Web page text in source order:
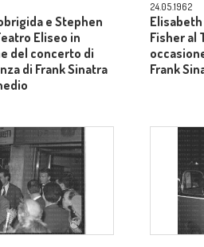
e Stephen
Eliseo in
del concerto di
di Frank Sinatra
24.05.1962
Fisher al
Frank